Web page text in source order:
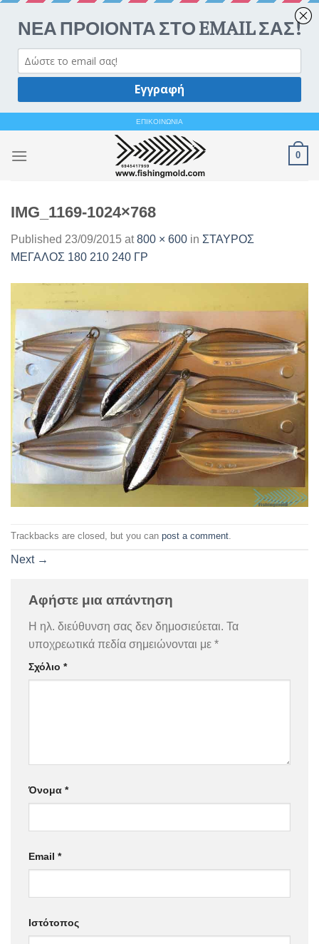
content
ΕΠΙΚΟΙΝΩΝΙΑ
0
IMG_1169-1024×768
Published 23/09/2015 at800 × 600 in ΣΤΑΥΡΟΣ
ΜΕΓΑΛΟΣ 180 210 240 ΓΡ
Trackbacks are closed, but you can post a comment.
Next →
Αφήστε μια απάντηση
Η ηλ. διεύθυνση σας δεν δημοσιεύεται. Τα
υποχρεωτικά πεδία σημειώνονται με *
Σχόλιο *
Όνομα *
Email *
Ιστότοπος